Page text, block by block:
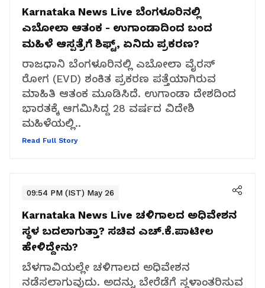
Karnataka News Live ಬೆಂಗಳೂರಿನಲ್ಲಿ
ಎಬೋಲಾ ಆತಂಕ - ಉಗಾಂಡಾದಿಂದ ಬಂದ
ಮಹಿಳೆ ಆಸ್ಪತ್ರೆಗೆ ಶಿಫ್ಟ್, ಏನಿದು ಪ್ರಕರಣ?
ರಾಜಧಾನಿ ಬೆಂಗಳೂರಿನಲ್ಲಿ ಎಬೋಲಾ ವೈರಸ್
ರೋಗ (EVD) ಶಂಕಿತ ಪ್ರಕರಣ ಪತ್ತೆಯಾಗಿರುವ
ಮಾಹಿತಿ ಆತಂಕ ಮೂಡಿಸಿದೆ. ಉಗಾಂಡಾ ದೇಶದಿಂದ
ಭಾರತಕ್ಕೆ ಆಗಮಿಸಿದ್ದ 28 ವರ್ಷದ ವಿದೇಶಿ
ಮಹಿಳೆಯಲ್ಲಿ..
Read Full Story
09:54 PM (IST) May 26
Karnataka News Live ಚಳಿಗಾಲದ ಅಧಿವೇಶನ
ಸ್ಥಳ ಬದಲಾಗುತ್ತಾ? ಸಚಿವ ಎಚ್.ಕೆ.ಪಾಟೀಲ
ಹೇಳಿದ್ದೇನು?
ಬೆಳಗಾವಿಯಲ್ಲೇ ಚಳಿಗಾಲದ ಅಧಿವೇಶನ
ನಡೆಸಲಾಗುವುದು. ಅದನ್ನು ಬೇರೆಡೆಗೆ ಸ್ಥಳಾಂತರಿಸುವ